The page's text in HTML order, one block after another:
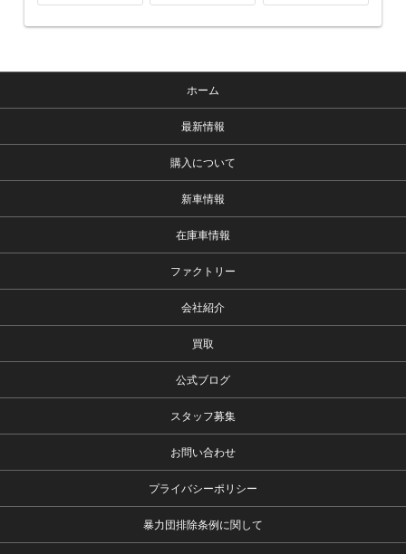
ホーム
最新情報
購入について
新車情報
在庫車情報
ファクトリー
会社紹介
買取
公式ブログ
スタッフ募集
お問い合わせ
プライバシーポリシー
暴力団排除条例に関して